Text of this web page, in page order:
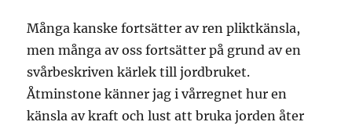
Många kanske fortsätter av ren pliktkänsla,
men många av oss fortsätter på grund av en
svårbeskriven kärlek till jordbruket.
Åtminstone känner jag i vårregnet hur en
känsla av kraft och lust att bruka jorden åter